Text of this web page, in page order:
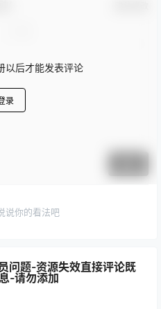
以后才能发表评论
录
说你的看法吧
问题-资源失效直接评论既
-请勿添加